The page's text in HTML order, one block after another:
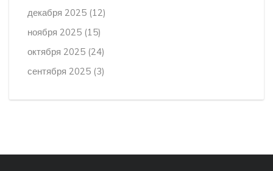
декабря 2025 (12)
ноября 2025 (15)
октября 2025 (24)
сентября 2025 (3)